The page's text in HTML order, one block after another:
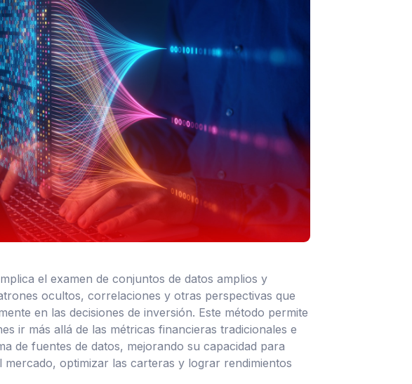
el examen de conjuntos de datos amplios y
ocultos, correlaciones y otras perspectivas que
en las decisiones de inversión. Este método permite
ir más allá de las métricas financieras tradicionales e
de fuentes de datos, mejorando su capacidad para
mercado, optimizar las carteras y lograr rendimientos